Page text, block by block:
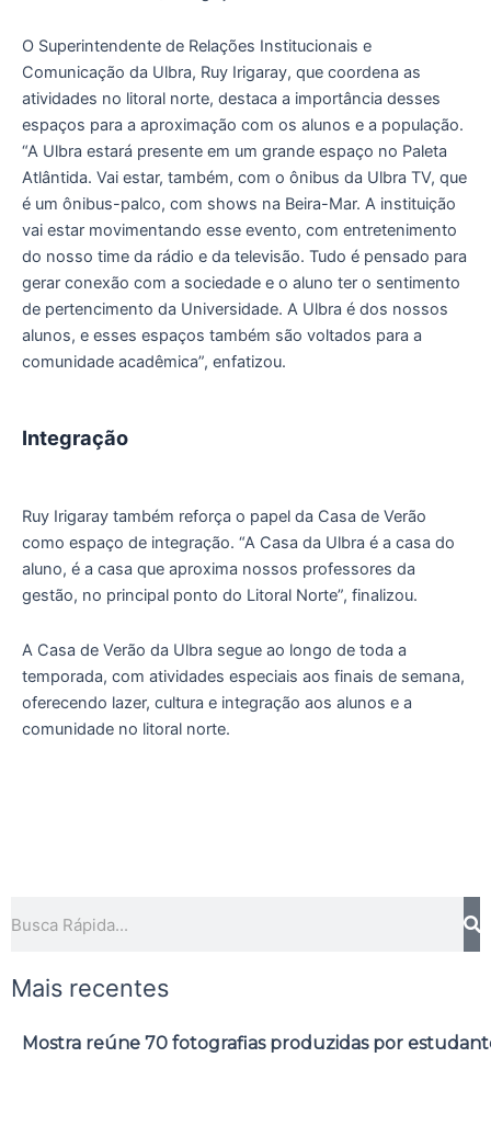
O Superintendente de Relações Institucionais e
Comunicação da Ulbra, Ruy Irigaray, que coordena as
atividades no litoral norte, destaca a importância desses
espaços para a aproximação com os alunos e a população.
“A Ulbra estará presente em um grande espaço no Paleta
Atlântida. Vai estar, também, com o ônibus da Ulbra TV, que
é um ônibus-palco, com shows na Beira-Mar. A instituição
vai estar movimentando esse evento, com entretenimento
do nosso time da rádio e da televisão. Tudo é pensado para
gerar conexão com a sociedade e o aluno ter o sentimento
de pertencimento da Universidade. A Ulbra é dos nossos
alunos, e esses espaços também são voltados para a
comunidade acadêmica”, enfatizou.
Integração
Ruy Irigaray também reforça o papel da Casa de Verão
como espaço de integração. “A Casa da Ulbra é a casa do
aluno, é a casa que aproxima nossos professores da
gestão, no principal ponto do Litoral Norte”, finalizou.
A Casa de Verão da Ulbra segue ao longo de toda a
temporada, com atividades especiais aos finais de semana,
oferecendo lazer, cultura e integração aos alunos e a
comunidade no litoral norte.
Mais recentes
Mostra reúne 70 fotografias produzidas por